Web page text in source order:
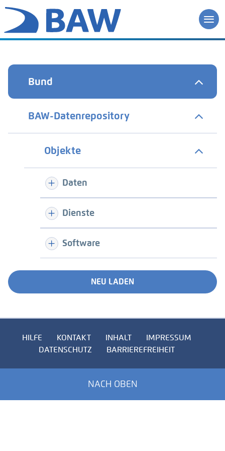
Bund
BAW-Datenrepository
Objekte
Daten
Dienste
Software
NEU LADEN
HILFE KONTAKT INHALT
IMPRESSUM
DATENSCHUTZ
BARRIEREFREIHEIT
NACH OBEN